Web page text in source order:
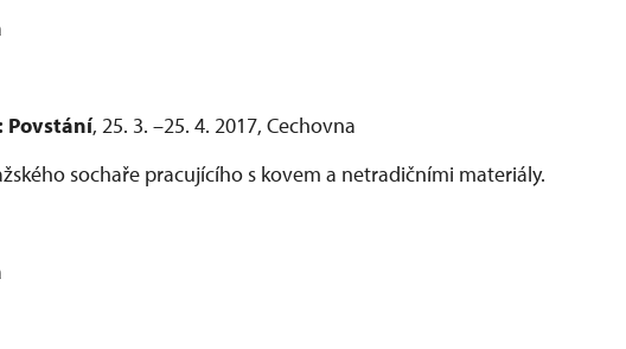
, 25. 3. –25. 4. 2017, Cechovna
sochaře pracujícího s kovem a netradičními materiály.